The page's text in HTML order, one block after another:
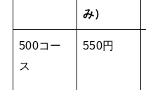
み）
500コー
ス
550円